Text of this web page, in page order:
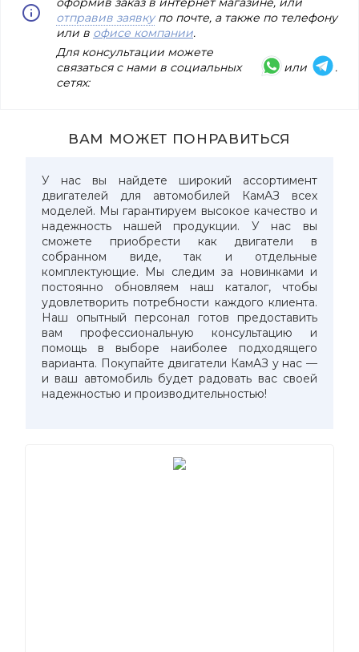
отправив заявкупо почте, а также по телефону
или в офисе компании.
Для консультации можете
связаться с нами в социальных
сетях:
или .
ВАМ МОЖЕТ ПОНРАВИТЬСЯ
У нас вы найдете широкий ассортимент
двигателей для автомобилей КамАЗ всех
моделей. Мы гарантируем высокое качество и
надежность нашей продукции. У нас вы
сможете приобрести как двигатели в
собранном виде, так и отдельные
комплектующие. Мы следим за новинками и
постоянно обновляем наш каталог, чтобы
удовлетворить потребности каждого клиента.
Наш опытный персонал готов предоставить
вам профессиональную консультацию и
помощь в выборе наиболее подходящего
варианта. Покупайте двигатели КамАЗ у нас —
и ваш автомобиль будет радовать вас своей
надежностью и производительностью!